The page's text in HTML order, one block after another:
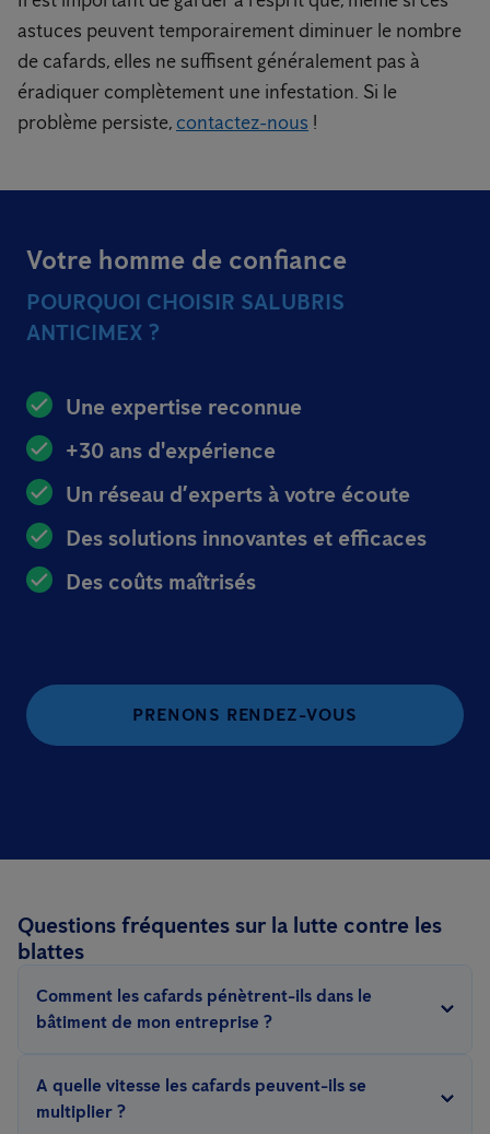
astuces peuvent temporairement diminuer le nombre
de cafards, elles ne suffisent généralement pas à
éradiquer complètement une infestation. Si le
problème persiste, contactez-nous !
Votre homme de confiance
POURQUOI CHOISIR SALUBRIS
ANTICIMEX ?
Une expertise reconnue
+30 ans d'expérience
Un réseau d’experts à votre écoute
Des solutions innovantes et efficaces
Des coûts maîtrisés
PRENONS RENDEZ-VOUS
Questions fréquentes sur la lutte contre les
blattes
Comment les cafards pénètrent-ils dans le
bâtiment de mon entreprise ?
palettes et des cartons, par des fissures et des crevasses, des
A quelle vitesse les cafards peuvent-ils se
multiplier ?